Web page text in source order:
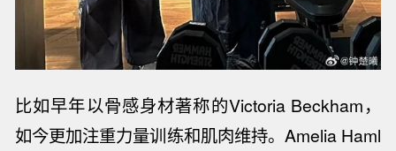
比如早年以骨感身材著称的Victoria Beckham，
如今更加注重力量训练和肌肉维持。 Amelia Haml